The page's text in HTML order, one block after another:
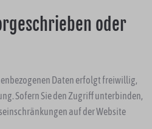
oder
Daten erfolgt freiwillig,
Sofern Sie den Zugriff unterbinden,
auf der Website